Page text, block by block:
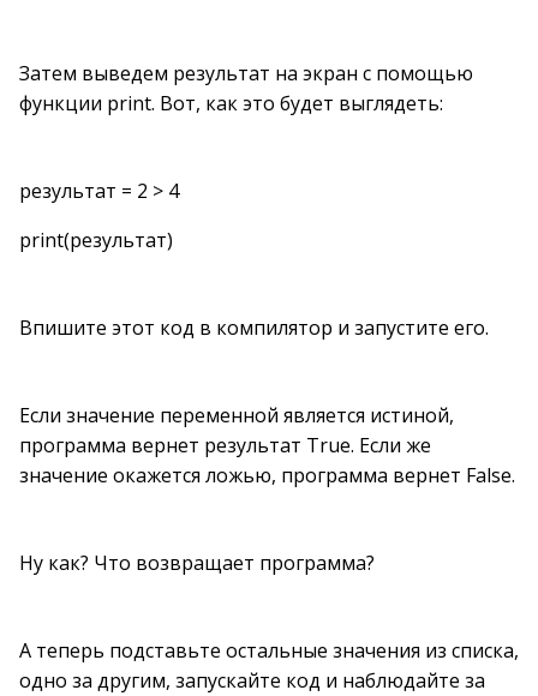
Затем выведем результат на экран с помощью
функции print. Вот, как это будет выглядеть:
результат = 2 > 4
print(результат)
Впишите этот код в компилятор и запустите его.
Если значение переменной является истиной,
программа вернет результат True. Если же
значение окажется ложью, программа вернет False.
Ну как? Что возвращает программа?
А теперь подставьте остальные значения из списка,
одно за другим, запускайте код и наблюдайте за